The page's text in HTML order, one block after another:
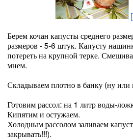
Берем кочан капусты среднего
размеров - 5-6 штук. Капусту
потереть на крупной терке.
мнем.
Складываем плотно в банку (ну
Готовим рассол: на 1 литр воды-
Кипятим и остужаем.
Холодным рассолом заливаем
закрывать!!!).